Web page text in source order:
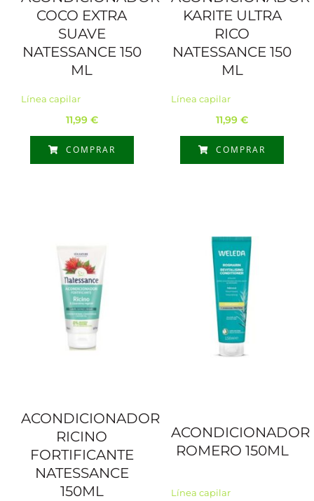
COCO EXTRA
SUAVE
NATESSANCE 150
ML
Línea capilar
11,99 €
COMPRAR
KARITE ULTRA
RICO
NATESSANCE 150
ML
Línea capilar
11,99 €
COMPRAR
ACONDICIONADOR
RICINO
FORTIFICANTE
NATESSANCE
150ML
ACONDICIONADOR
ROMERO 150ML
Línea capilar